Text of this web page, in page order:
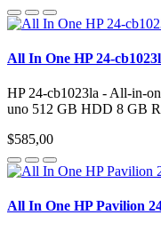
All In One HP 24-
HP 24-cb1023la - All-in-
uno 512 GB HDD 8 GB
$585,00
All In One HP Pavilion